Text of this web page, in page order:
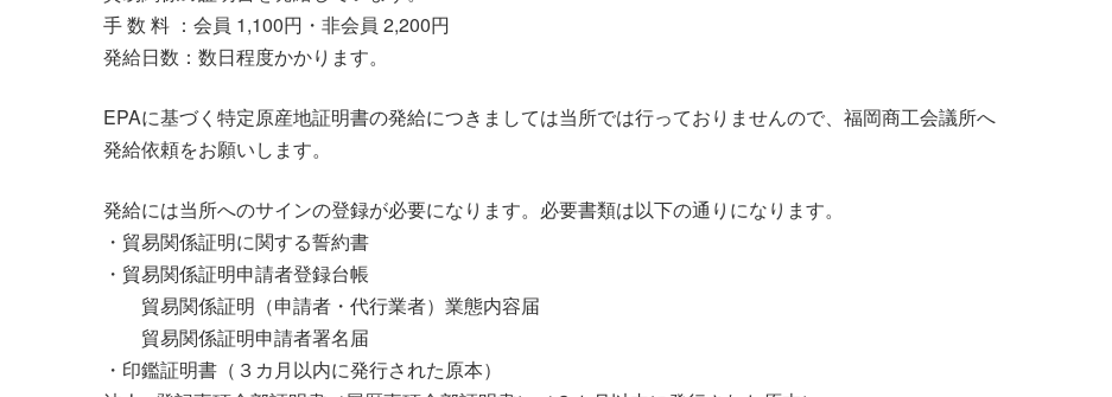
手 数 料 ：会員 1,100円・非会員 2,200円
発給日数：数日程度かかります。
EPAに基づく特定原産地証明書の発給につきましては当所では行っておりませんので、福岡商工会議所へ
発給依頼をお願いします。
発給には当所へのサインの登録が必要になります。必要書類は以下の通りになります。
・貿易関係証明に関する誓約書
・貿易関係証明申請者登録台帳
貿易関係証明（申請者・代行業者）業態内容届
貿易関係証明申請者署名届
・印鑑証明書（３カ月以内に発行された原本）